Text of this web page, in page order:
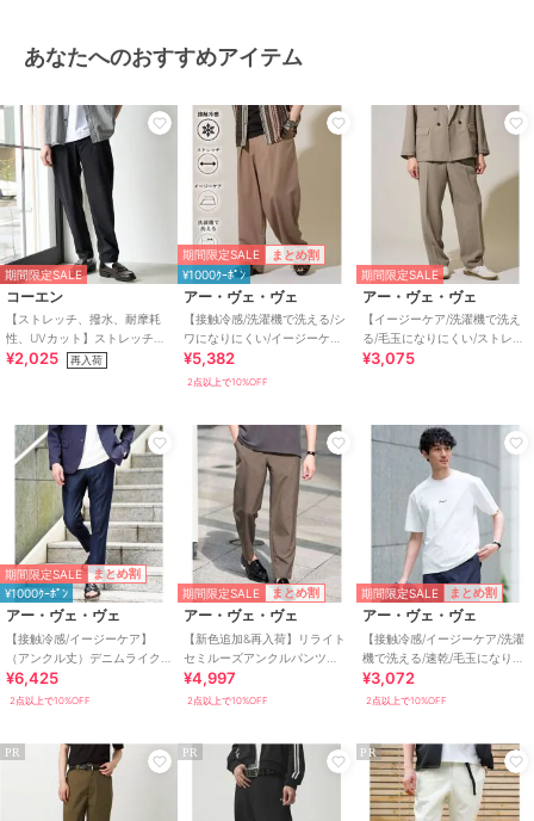
あなたへのおすすめアイテム
期間限定SALE
コーエン
【ストレッチ、撥水、耐摩耗
性、UVカット】ストレッチテ
ックナイロンレギュラーパン
¥2,025 再入荷
期間限定SALE まとめ割
¥1000ｸｰﾎﾟﾝ
アー・ヴェ・ヴェ
【接触冷感/洗濯機で洗える/シ
ワになりにくい/イージーケア/
ストレッチ】オックスストレ
ッチオーバーパ
¥5,382
2点以上で10%OFF
期間限定SALE
アー・ヴェ・ヴェ
【イージーケア/洗濯機で洗え
る/毛玉になりにくい/ストレッ
チ】メッシュストレッチワン
¥3,075
期間限定SALE まとめ割
¥1000ｸｰﾎﾟﾝ
アー・ヴェ・ヴェ
【接触冷感/イージーケア】
（アンクル丈）デニムライク
ストレッチアンクルスマート
スラックス
¥6,425
2点以上で10%OFF
期間限定SALE まとめ割
アー・ヴェ・ヴェ
【新色追加&再入荷】リライト
セミルーズアンクルパンツ
【イージーケア/洗濯機で洗え
る】
¥4,997
2点以上で10%OFF
期間限定SALE まとめ割
アー・ヴェ・ヴェ
【接触冷感/イージーケア/洗濯
機で洗える/速乾/毛玉になりに
くい】ミニロゴプリントセミ
ワイドシルエッ
¥3,072
2点以上で10%OFF
PR PR PR